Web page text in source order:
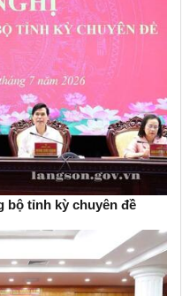
bộ tỉnh kỳ chuyên đề